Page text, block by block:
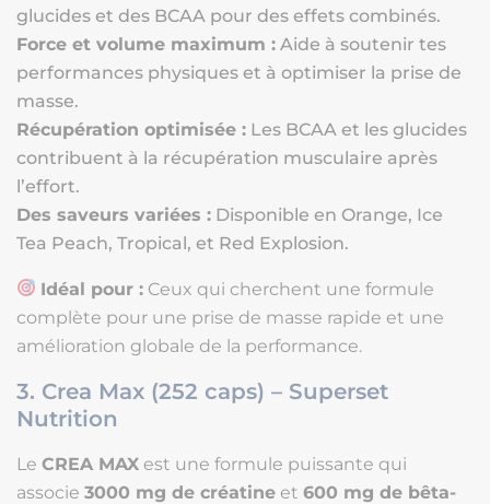
glucides et des BCAA pour des effets combinés.
Force et volume maximum : Aide à soutenir tes
performances physiques et à optimiser la prise de
masse.
Récupération optimisée : Les BCAA et les glucides
contribuent à la récupération musculaire après
l’effort.
Des saveurs variées : Disponible en Orange, Ice
Tea Peach, Tropical, et Red Explosion.
Idéal pour : Ceux qui cherchent une formule
complète pour une prise de masse rapide et une
amélioration globale de la performance.
3. Crea Max (252 caps) – Superset
Nutrition
Le CREA MAX est une formule puissante qui
associe 3000 mg de créatine et 600 mg de bêta-